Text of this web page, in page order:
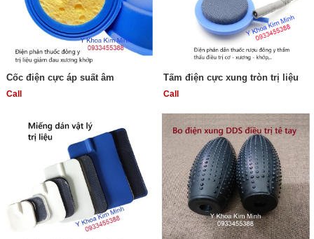
Cốc điện cực áp suất âm
Call
Tấm điện cực xung tròn trị liệu
Call